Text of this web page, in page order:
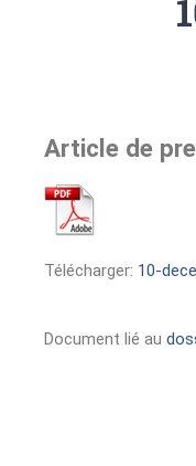
Article de
Télécharger: 10-
Document lié au